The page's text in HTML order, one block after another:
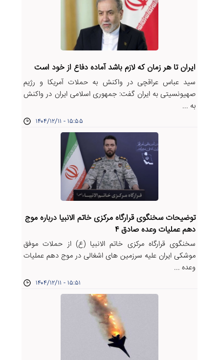
ایران تا هر زمان که لازم باشد آماده دفاع از خود است
سید عباس عراقچی در واکنش به حملات آمریکا و رژیم
صهیونسیتی به ایران گفت: جمهوری اسلامی ایران در واکنش
به ...
۱۴۰۴/۱۲/۱۱ - ۱۵:۵۵
توضیحات سخنگوی قرارگاه مرکزی خاتم الانبیا درباره موج
دهم عملیات وعده صادق ۴
سخنگوی قرارگاه مرکزی خاتم الانبیا (ع) از حملات موفق
موشکی ایران علیه سرزمین های اشغالی در موج دهم عملیات
وعده ...
۱۴۰۴/۱۲/۱۱ - ۱۵:۵۱